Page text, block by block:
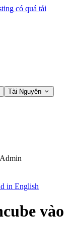
có quá tải
Tài Nguyên
in English
vào